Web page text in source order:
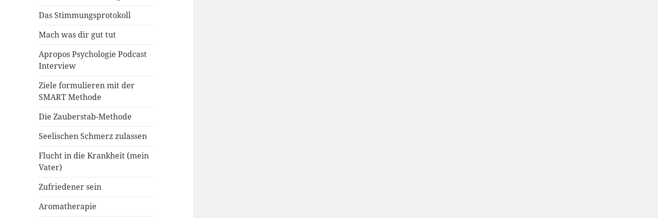
Das Stimmungsprotokoll
Mach was dir gut tut
Apropos Psychologie Podcast
Interview
Ziele formulieren mit der
SMART Methode
Die Zauberstab-Methode
Seelischen Schmerz zulassen
Flucht in die Krankheit (mein
Vater)
Zufriedener sein
Aromatherapie